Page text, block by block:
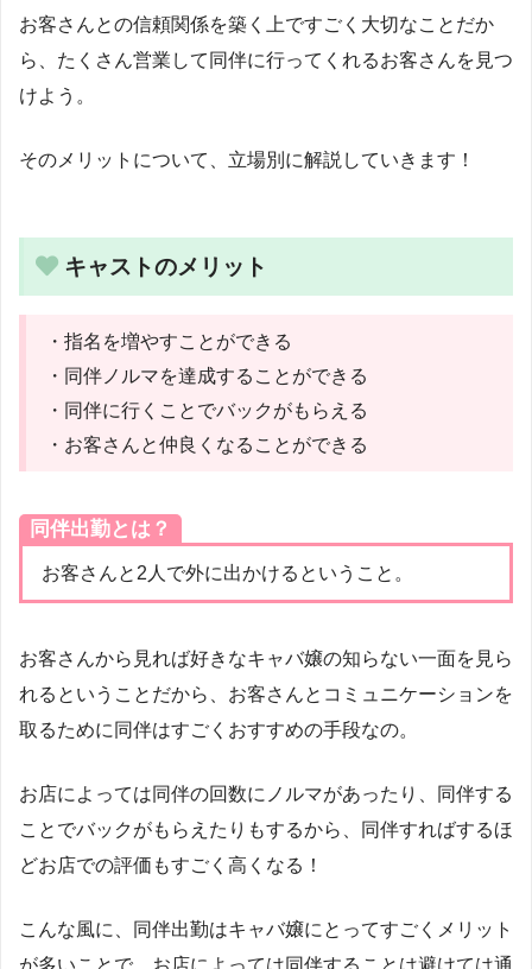
お客さんとの信頼関係を築く上ですごく大切なことだか
ら、たくさん営業して同伴に行ってくれるお客さんを見つ
けよう。
そのメリットについて、立場別に解説していきます！
キャストのメリット
・指名を増やすことができる
・同伴ノルマを達成することができる
・同伴に行くことでバックがもらえる
・お客さんと仲良くなることができる
同伴出勤とは？
お客さんと2人で外に出かけるということ。
お客さんから見れば好きなキャバ嬢の知らない一面を見ら
れるということだから、お客さんとコミュニケーションを
取るために同伴はすごくおすすめの手段なの。
お店によっては同伴の回数にノルマがあったり、同伴する
ことでバックがもらえたりもするから、同伴すればするほ
どお店での評価もすごく高くなる！
こんな風に、同伴出勤はキャバ嬢にとってすごくメリット
が多いことで、お店によっては同伴することは避けては通